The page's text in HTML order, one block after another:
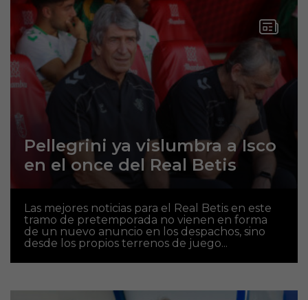
Pellegrini ya vislumbra a Isco
en el once del Real Betis
Las mejores noticias para el Real Betis en este
tramo de pretemporada no vienen en forma
de un nuevo anuncio en los despachos, sino
desde los propios terrenos de juego...